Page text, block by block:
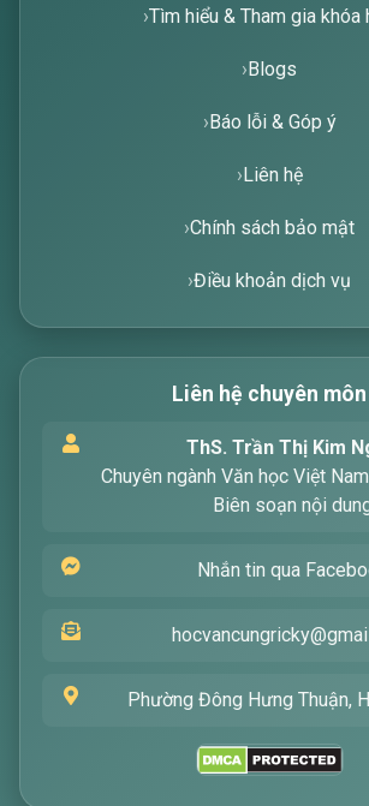
tìm kiếm các bài viết về văn học. Hãy
khóa mà bạn quan tâm, tôi sẽ giúp
Tìm hiểu & Tham gia khóa
Blogs
Báo lỗi & Góp ý
Liên hệ
Chính sách bảo mật
Điều khoản dịch vụ
Liên hệ chuyên môn
ThS. Trần Thị Kim
Chuyên ngành Văn học Việt
Biên soạn nội
Nhắn tin qua
Phường Đông Hưng Thuận,